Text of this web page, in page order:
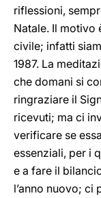
riflessioni,
Natale. Il motivo
civile; infatti
1987. La
che domani si
ringraziare il
ricevuti; ma ci
verificare se
essenziali, per i
e a fare il
l’anno nuovo; ci